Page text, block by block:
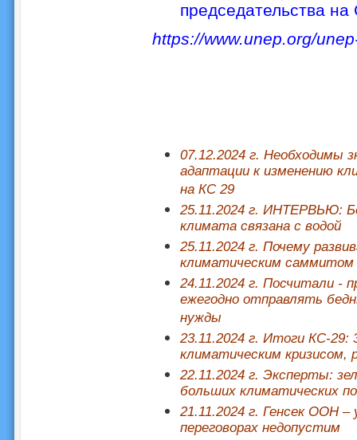
председательства на
https://www.unep.org/
07.12.2024 г. Необходимы
адаптации к изменению
на КС 29
25.11.2024 г. ИНТЕРВЬЮ:
климата связана с водой
25.11.2024 г. Почему
климатическим саммитом
24.11.2024 г. Посчитали -
ежегодно отправлять
нужды
23.11.2024 г. Итоги КС-29:
климатическим
22.11.2024 г. Эксперты:
больших климатических
21.11.2024 г. Генсек ООН
переговорах недопустим